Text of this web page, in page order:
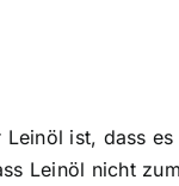
Leinöl ist, dass
Leinöl nicht